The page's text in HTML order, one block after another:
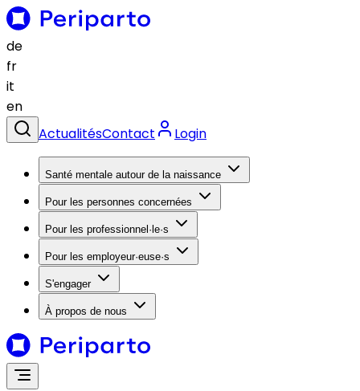
de
fr
it
en
ActualitésContact Login
Santé mentale autour de la naissance
Pour les personnes concernées
Pour les professionnel·le·s
Pour les employeur·euse·s
S'engager
À propos de nous